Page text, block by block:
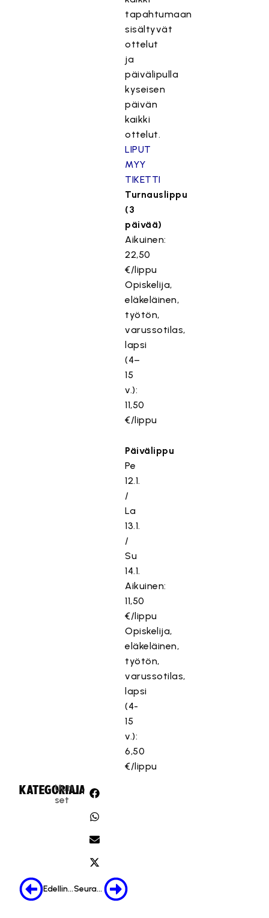
tapahtumaan
sisältyvät
ottelut
ja
päivälipulla
kyseisen
päivän
kaikki
ottelut.
LIPUT
MYY
TIKETTI
Turnauslippu
(3
päivää)
Aikuinen:
22,50
€/lippu
Opiskelija,
eläkeläinen,
työtön,
varussotilas,
lapsi
(4–
15
v.):
11,50
€/lippu
Päivälippu
Pe
12.1.
/
La
13.1.
/
Su
14.1.
Aikuinen:
11,50
€/lippu
Opiskelija,
eläkeläinen,
työtön,
varussotilas,
lapsi
(4-
15
v.):
6,50
€/lippu
KATEGORIA:
Uuti
set
JAA:
Edellinen Seuraava